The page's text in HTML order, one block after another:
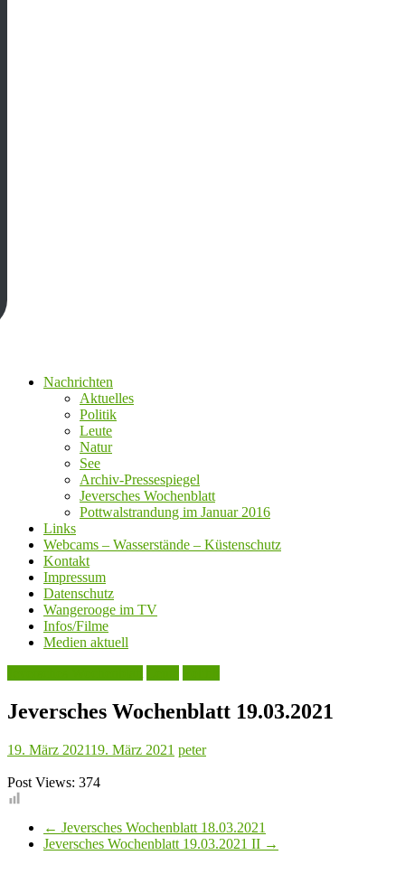
Nachrichten
Aktuelles
Politik
Leute
Natur
See
Archiv-Pressespiegel
Jeversches Wochenblatt
Pottwalstrandung im Januar 2016
Links
Webcams – Wasserstände – Küstenschutz
Kontakt
Impressum
Datenschutz
Wangerooge im TV
Infos/Filme
Medien aktuell
Jeversches Wochenblatt 19.03.2021
19. März 202119. März 2021 peter
Post Views: 374
← Jeversches Wochenblatt 18.03.2021
Jeversches Wochenblatt 19.03.2021 II →